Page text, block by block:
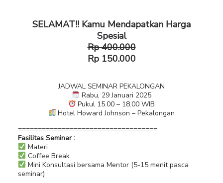
SELAMAT!! Kamu Mendapatkan Harga
Spesial
Rp 400.000
Rp 150.000
JADWAL SEMINAR PEKALONGAN
Rabu, 29 Januari 2025
Pukul 15.00 – 18.00 WIB
Hotel Howard Johnson – Pekalongan
===================================
Fasilitas Seminar :
Materi
Coffee Break
Mini Konsultasi bersama Mentor (5-15 menit pasca
seminar)